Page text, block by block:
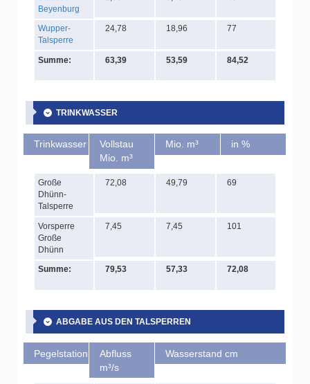
Beyenburg
Wupper-
Talsperre
24,78 18,96 77
Summe: 63,39 53,59 84,52
TRINKWASSER
Trinkwasser
Vollstau
Mio. m³
Mio. m³ in %
Große
Dhünn-
Talsperre
72,08 49,79 69
Vorsperre
Große
Dhünn
7,45 7,45 101
Summe: 79,53 57,33 72,08
ABGABE AUS DEN TALSPERREN
Pegelstation
Abfluss
m³/s
Wasserstand cm